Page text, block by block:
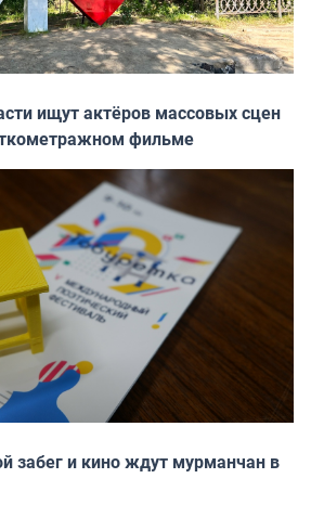
ищут актёров массовых сцен
фильме
забег и кино ждут мурманчан в